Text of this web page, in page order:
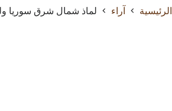
الرئيسية آراء لماذ شمال شرق سوريا